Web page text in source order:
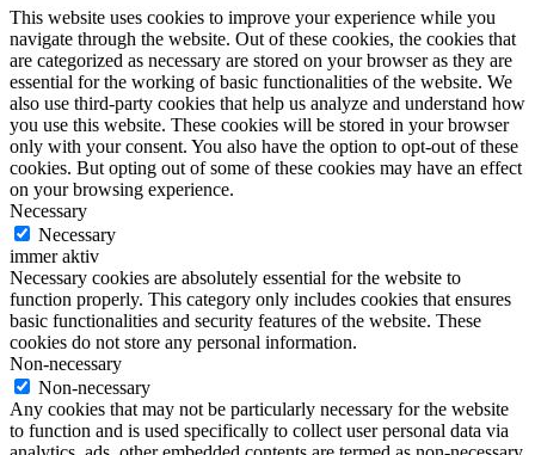
This website uses cookies to improve your experience while you
navigate through the website. Out of these cookies, the cookies that
are categorized as necessary are stored on your browser as they are
essential for the working of basic functionalities of the website. We
also use third-party cookies that help us analyze and understand how
you use this website. These cookies will be stored in your browser
only with your consent. You also have the option to opt-out of these
cookies. But opting out of some of these cookies may have an effect
on your browsing experience.
Necessary
Necessary
immer aktiv
Necessary cookies are absolutely essential for the website to
function properly. This category only includes cookies that ensures
basic functionalities and security features of the website. These
cookies do not store any personal information.
Non-necessary
Non-necessary
Any cookies that may not be particularly necessary for the website
to function and is used specifically to collect user personal data via